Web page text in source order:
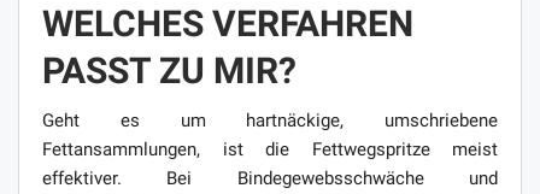
WELCHES VERFAHREN
PASST ZU MIR?
Geht es um hartnäckige, umschriebene
Fettansammlungen, ist die Fettwegspritze meist
effektiver. Bei Bindegewebsschwäche und